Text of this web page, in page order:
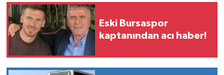
Eski Bursaspor
kaptanından acı haber!